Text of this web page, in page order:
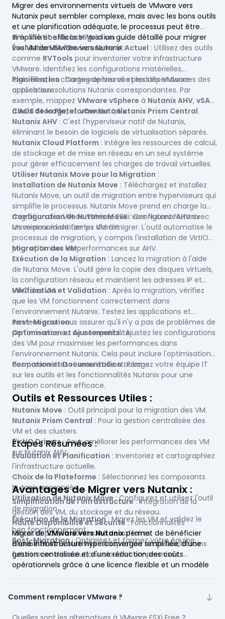
Migrer des environnements virtuels de VMware vers
Nutanix peut sembler complexe, mais avec les bons outils
et une planification adéquate, le processus peut être
simplifié et efficace. Voici un guide détaillé pour migrer
vos VM de VMware vers Nutanix :
Préparation de la Migration:
Évaluation de l'Environnement Actuel : Utilisez des outils
comme RVTools pour inventorier votre infrastructure
VMware. Identifiez les configurations matérielles,
logicielles, les charges de travail et les dépendances des
applications.
Planification: Cartographiez vos produits VMware
actuels aux solutions Nutanix correspondantes. Par
exemple, mappez VMware vSphere à Nutanix AHV, vSAN
àAOS Storage, etvCenteràNutanix Prism Central.
Choix de la Plateforme Nutanix:
Nutanix AHV : C'est l'hyperviseur natif de Nutanix,
éliminant le besoin de logiciels de virtualisation séparés.
Nutanix Cloud Platform : Intègre les ressources de calcul,
de stockage et de mise en réseau en un seul système
pour gérer efficacement les charges de travail virtuelles.
Utiliser Nutanix Move pour la Migration :
Installation de Nutanix Move : Téléchargez et installez
Nutanix Move, un outil de migration entre hyperviseurs qui
simplifie le processus. Nutanix Move prend en charge la
migration des VM de VMware ESXi vers Nutanix AHV avec
un minimum de temps d'arrêt.
Configuration de Nutanix Move: Configurez Nutanix
Move pour identifier les VM à migrer. L'outil automatise le
processus de migration, y compris l'installation de VirtIO
pour optimiser les performances sur AHV.
Migration des VM:
Exécution de la Migration : Lancez la migration à l'aide
de Nutanix Move. L'outil gère la copie des disques virtuels,
la configuration réseau et maintient les adresses IP et
MAC des VM.
Vérification et Validation : Après la migration, vérifiez
que les VM fonctionnent correctement dans
l'environnement Nutanix. Testez les applications et
services pour vous assurer qu'il n'y a pas de problèmes de
performance ou de compatibilité.
Post-Migration:
Optimisation et Ajustements: Ajustez les configurations
des VM pour maximiser les performances dans
l'environnement Nutanix. Cela peut inclure l'optimisation
des paramètres réseau et de stockage.
Formation et Documentation: Formez votre équipe IT
sur les outils et les fonctionnalités Nutanix pour une
gestion continue efficace.
Outils et Ressources Utiles :
Nutanix Move : Outil principal pour la migration des VM.
Nutanix Prism Central : Pour la gestion centralisée des
VM et des clusters.
VirtIO Drivers: Pour améliorer les performances des VM
sur Nutanix AHV.
Étapes Résumées :
Évaluation et Planification : Inventoriez et cartographiez
l'infrastructure actuelle.
Choix de la Plateforme : Sélectionnez les composants
Nutanix appropriés.
Utilisation de Nutanix Move: Configurez et utilisez l'outil
de migration.
Exécution de la Migration: Migrez les VM et validez le
bon fonctionnement.
Post-Migration: Optimisez et formez votre équipe.
Avantages de Migrer vers Nutanix :
Simplification de l'Infrastructure: Intégration de la
gestion des VM, du stockage et du réseau.
Haute Disponibilité et Sécurité: Fonctionnalités
robustes pour la continuité des affaires.
Flexibilité et Évolutivité: Adaptation facile aux besoins
futurs avec des solutions cloud et on-premises.
Migrer deVMware vers Nutanixpermet de bénéficier
d'une infrastructure hyperconvergée simplifiée, d'une
gestion centralisée et d'une réduction des coûts
opérationnels grâce à une licence flexible et un modèle
Comment remplacer VMware ?